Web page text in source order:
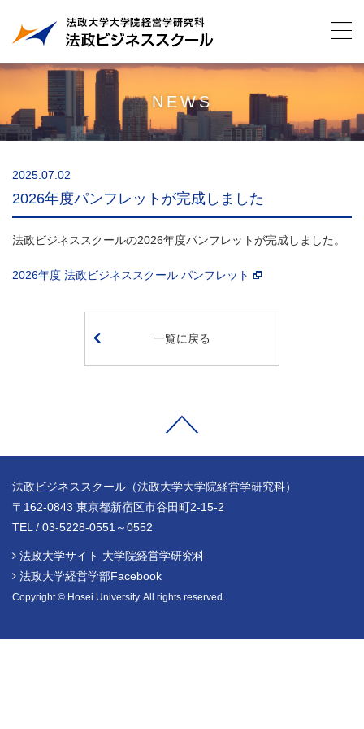
NEWS
2025.07.02
2026年度パンフレットが完成しました
法政ビジネススクールの2026年度パンフレットが完成しました。
2026年度 法政ビジネススクール パンフレット
一覧に戻る
法政ビジネススクール（法政大学大学院経営学研究科）
〒162-0843 東京都新宿区市谷田町2-15-2
TEL / 03-5228-0551～0552
法政大学サイト 大学院経営学研究科
法政大学経営学部Facebook
Copyright © Hosei University. All rights reserved.